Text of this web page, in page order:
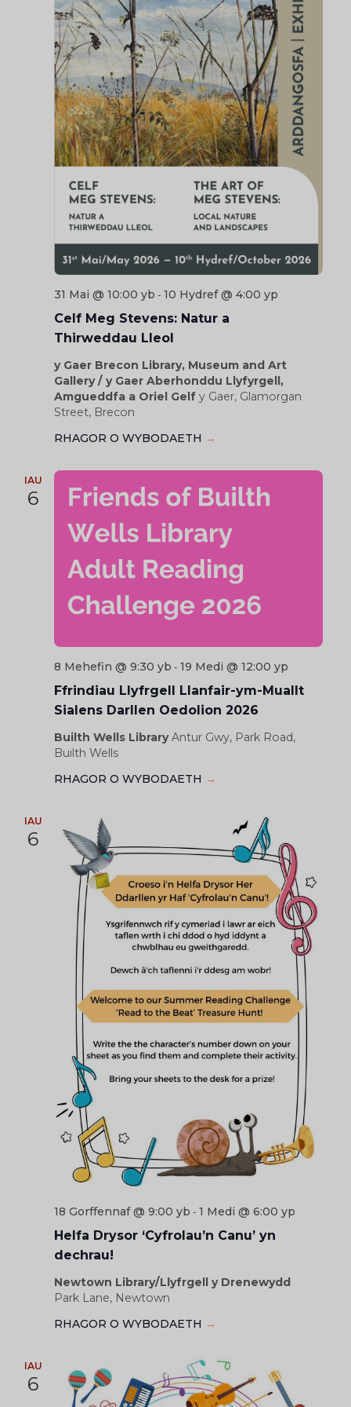
31 Mai @ 10:00 yb - 10 Hydref @ 4:00 yp
Celf Meg Stevens: Natur a
Thirweddau Lleol
y Gaer Brecon Library, Museum and Art
Gallery / y Gaer Aberhonddu Llyfyrgell,
Amgueddfa a Oriel Gelf y Gaer, Glamorgan
Street, Brecon
RHAGOR O WYBODAETH →
IAU
6
8 Mehefin @ 9:30 yb - 19 Medi @ 12:00 yp
Ffrindiau Llyfrgell Llanfair-ym-Muallt
Sialens Darllen Oedolion 2026
Builth Wells LibraryAntur Gwy, Park Road,
Builth Wells
RHAGOR O WYBODAETH →
IAU
6
18 Gorffennaf @ 9:00 yb - 1 Medi @ 6:00 yp
Helfa Drysor ‘Cyfrolau’n Canu’ yn
dechrau!
Newtown Library/Llyfrgell y Drenewydd
Park Lane, Newtown
RHAGOR O WYBODAETH →
IAU
6